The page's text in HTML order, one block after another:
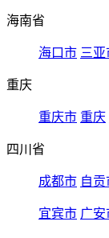
海南省
海口市 三亚
重庆
重庆市 重庆
四川省
成都市 自贡
宜宾市 广安